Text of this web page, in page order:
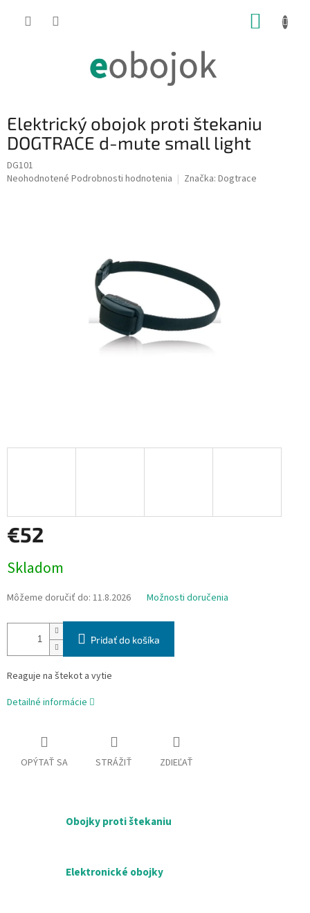
Elektrický obojok proti štekaniu
DOGTRACE d-mute small light
DG101
Priemerné
Neohodnotené Podrobnosti hodnotenia Značka: Dogtrace
€52
cena:
Skladom
Môžeme doručiť do: 11.8.2026 Možnosti doručenia
Pridať do košíka
Reaguje na štekot a vytie
Detailné informácie
OPÝTAŤ SA STRÁŽIŤ ZDIEĽAŤ
Obojky proti štekaniu
Elektronické obojky